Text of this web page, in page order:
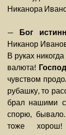
Никанора
— Бог
Никанор
В руках
валюта!
чувством
рубашку, то
брал нашими
спорю,
тоже